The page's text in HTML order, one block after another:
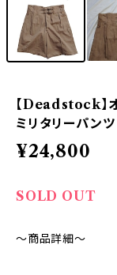
【Deadstock】
ミリタリーパンツ
¥24,800
SOLD OUT
～商品詳細～